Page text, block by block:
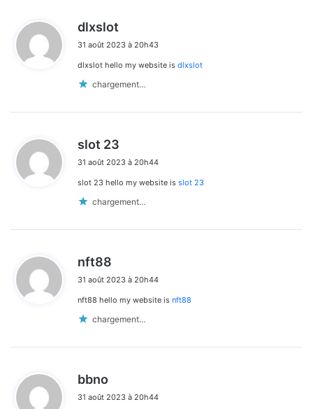
dlxslot
t
31 août 2023 à 20h43
dlxslot hello my website is dlxslot
chargement…
slot 23
t
31 août 2023 à 20h44
slot 23 hello my website is slot 23
chargement…
nft88
t
31 août 2023 à 20h44
nft88 hello my website is nft88
chargement…
bbno
t
31 août 2023 à 20h44